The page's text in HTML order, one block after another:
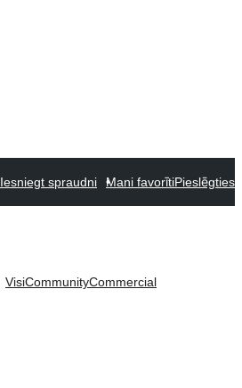
Iesniegt spraudni Mani favorītiPieslēgties
VisiCommunityCommercial